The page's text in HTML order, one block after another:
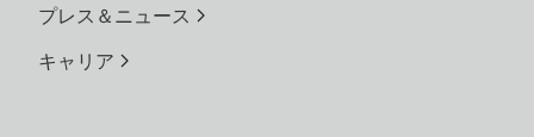
プレス＆ニュース
キャリア